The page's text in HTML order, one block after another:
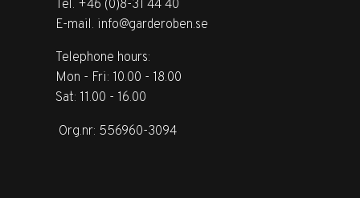
Tel. +46 (0)8-31 44 40
E-mail. info@garderoben.se
Telephone hours:
Mon - Fri: 10.00 - 18.00
Sat: 11.00 - 16.00
Org.nr: 556960-3094